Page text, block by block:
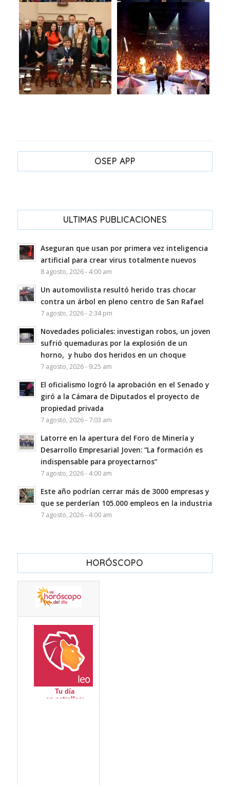
OSEP APP
ULTIMAS PUBLICACIONES
Aseguran que usan por primera vez inteligencia
artificial para crear virus totalmente nuevos
8 agosto, 2026 - 4:00 am
Un automovilista resultó herido tras chocar
contra un árbol en pleno centro de San Rafael
7 agosto, 2026 - 2:34 pm
Novedades policiales: investigan robos, un joven
sufrió quemaduras por la explosión de un
horno, y hubo dos heridos en un choque
7 agosto, 2026 - 9:25 am
El oficialismo logró la aprobación en el Senado y
giró a la Cámara de Diputados el proyecto de
propiedad privada
7 agosto, 2026 - 7:03 am
Latorre en la apertura del Foro de Minería y
Desarrollo Empresarial Joven: “La formación es
indispensable para proyectarnos”
7 agosto, 2026 - 4:00 am
Este año podrían cerrar más de 3000 empresas y
que se perderían 105.000 empleos en la industria
7 agosto, 2026 - 4:00 am
HORÓSCOPO